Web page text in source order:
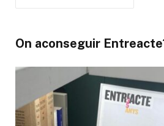
On aconseguir